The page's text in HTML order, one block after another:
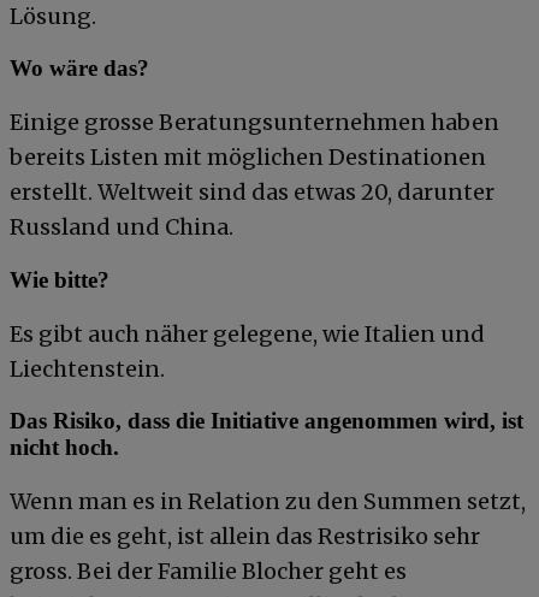
Lösung.
Wo wäre das?
Einige grosse Beratungsunternehmen haben
bereits Listen mit möglichen Destinationen
erstellt. Weltweit sind das etwas 20, darunter
Russland und China.
Wie bitte?
Es gibt auch näher gelegene, wie Italien und
Liechtenstein.
Das Risiko, dass die Initiative angenommen wird, ist
nicht hoch.
Wenn man es in Relation zu den Summen setzt,
um die es geht, ist allein das Restrisiko sehr
gross. Bei der Familie Blocher geht es